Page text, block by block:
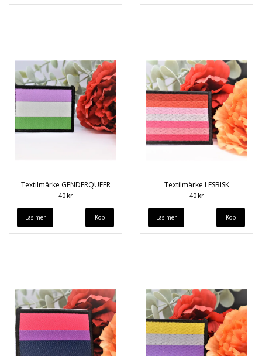
Textilmärke GENDERQUEER
40 kr
Läs mer
Textilmärke LESBISK
40 kr
Läs mer